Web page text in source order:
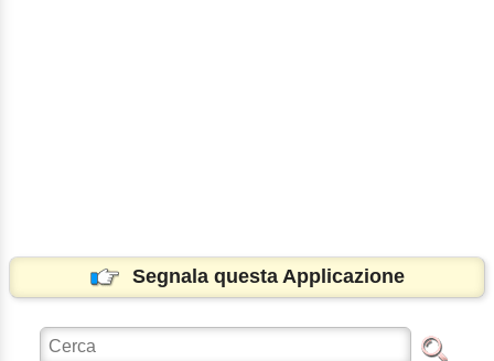
Segnala questa Applicazione